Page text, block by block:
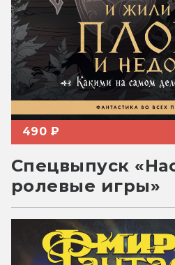
490 ₽
Спецвыпуск
ролевые игры»